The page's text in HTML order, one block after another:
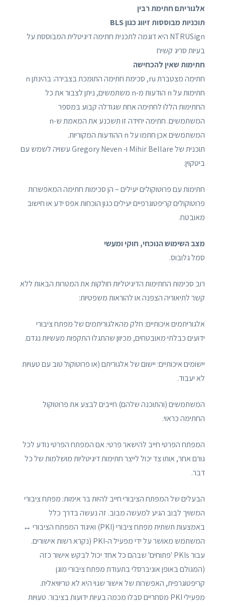
אלגוריתם חתימת רבין
תוכניות מבוססות זיווג כגון BLS
NTRUSign היא דוגמה לתכנית חתימה דיגיטלית המבוססת על
בעיות סריג קשיח
חתימות שאין להכחישה
חתימה מצטברת ru, סכימת חתימה התומכת בצבירה: בהינתן n
חתימות על n הודעות מ-n משתמשים, ניתן לצבור את כל
החתימות הללו לחתימה אחת שגודלה קבוע במספר
המשתמשים. חתימה יחידה זו תשכנע את המאמת ש-n
המשתמשים אכן חתמו על n ההודעות המקוריות.
תוכנית של Mihir Bellare ו- Gregory Neven עשויה לשמש עם
ביטקוין.
חתימות עם פרוטוקולים יעילים – הן סכימות חתימה המאפשרות
פרוטוקולים קריפטוגרפיים יעילים כגון הוכחות אפס ידע או חישוב
מאובטח.
מצב השימוש הנוכחי, חוקי ומעשי
סמל גלובוס.
רוב סכימות החתימות הדיגיטליות חולקות את המטרות הבאות ללא
קשר לתיאוריה הצפנה או להוראות משפטיות:
אלגוריתמים איכותיים: חלק מהאלגוריתמים של מפתח ציבורי
ידועים כבלתי מאובטחים, מכיוון שהתגלו התקפות מעשיות נגדם.
יישומים איכותיים: יישום של אלגוריתם (או פרוטוקול טוב עם טעויות
לא יעבוד.
המשתמשים (והתוכנה שלהם) חייבים לבצע את פרוטוקול
החתימה כראוי.
המפתח הפרטי חייב להישאר פרטי: אם המפתח הפרטי נודע לכל
גורם אחר, אותו צד יכול לייצר חתימות דיגיטליות מושלמות של כל
דבר.
הבעלים של המפתח הציבורי חייב להיות בר אימות: מפתח ציבורי
המשויך לבוב הגיע למעשה מבוב. זה נעשה בדרך כלל
באמצעות תשתית מפתח ציבורי (PKI) ואיגוד המפתח הציבורי ↔
המשתמש מאושר על ידי מפעיל ה-PKI (נקרא רשות אישורים.
עבור PKIs 'פתוחים' שבהם כל אחד יכול לבקש אישור כזה
(המגולם באופן אוניברסלי בתעודת מפתח ציבורי מוגן
קריפטוגרפית, האפשרות של אישור שגוי היא לא טריוויאלית.
מפעילי PKI מסחריים סבלו מכמה בעיות ידועות בציבור. טעויות